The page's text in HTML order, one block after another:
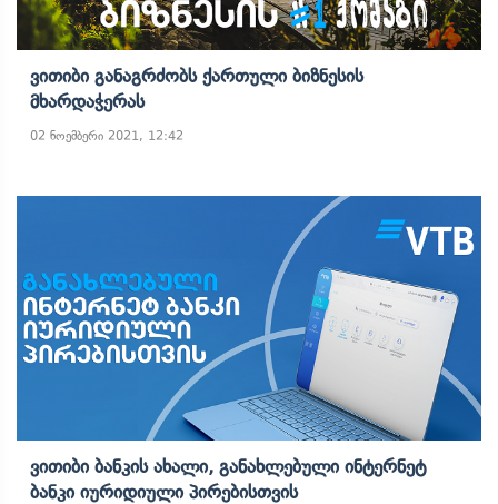
Ვითიბი Განაგრძობს Ქართული Ბიზნესის
Მხარდაჭერას
02 ნოემბერი 2021, 12:42
Ვითიბი Ბანკის Ახალი, Განახლებული Ინტერნეტ
Ბანკი Იურიდიული Პირებისთვის